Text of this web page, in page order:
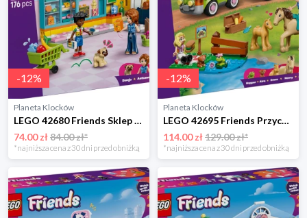
-12%
Planeta Klocków
LEGO 42680 Friends Sklep spożywczy w mieście Heartlake Lego
74.00 zł84.00 zł*
*najniższa cena z 30 dni przed obniżką
-12%
Planeta Klocków
LEGO 42695 Friends Przyczepa z koniem i źrebaczkiem Lego
114.00 zł129.00 zł*
*najniższa cena z 30 dni przed obniżką